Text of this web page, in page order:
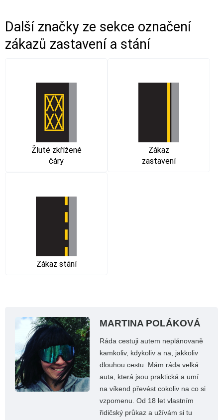
Další značky ze sekce označení
zákazů zastavení a stání
Žluté zkřížené
čáry
Zákaz
zastavení
Zákaz stání
MARTINA POLÁKOVÁ
Ráda cestuji autem neplánovaně
kamkoliv, kdykoliv a na, jakkoliv
dlouhou cestu. Mám ráda velká
auta, která jsou praktická a umí
na víkend převést cokoliv na co si
vzpomenu. Od 18 let vlastním
řidičský průkaz a užívám si tu